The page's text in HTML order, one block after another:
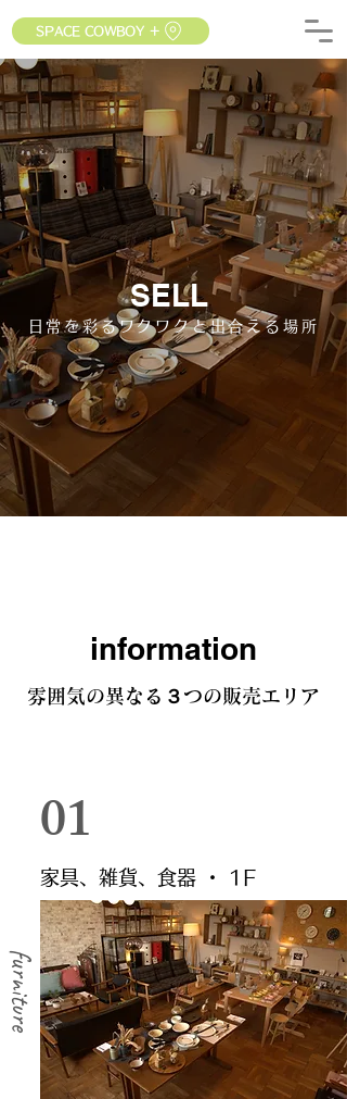
SPACE COWBOY ＋
SELL
日常を彩るワクワクと出合える場所
​information
雰囲気の異なる​３つの販売エリア
​01
家具、雑貨、食器 ・ 1F
​furniture